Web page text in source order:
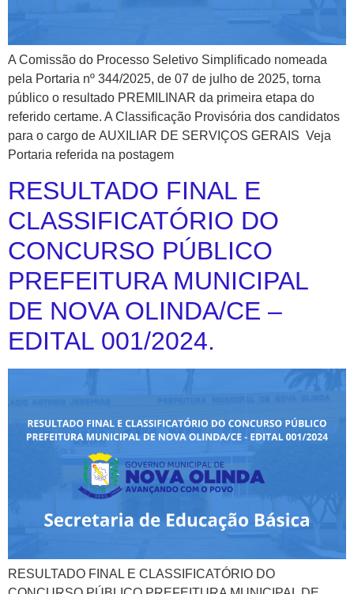
A Comissão do Processo Seletivo Simplificado nomeada
pela Portaria nº 344/2025, de 07 de julho de 2025, torna
público o resultado PREMILINAR da primeira etapa do
referido certame. A Classificação Provisória dos candidatos
para o cargo de AUXILIAR DE SERVIÇOS GERAIS Veja
Portaria referida na postagem
RESULTADO FINAL E
CLASSIFICATÓRIO DO
CONCURSO PÚBLICO
PREFEITURA MUNICIPAL
DE NOVA OLINDA/CE –
EDITAL 001/2024.
RESULTADO FINAL E CLASSIFICATÓRIO DO